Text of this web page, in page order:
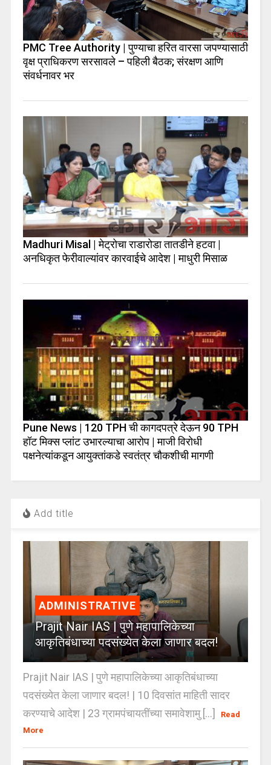
PMC Tree Authority | पुण्याचा हरित वारसा जपण्यासाठी
वृक्ष प्राधिकरण सरसावले – पहिली बैठक; संरक्षण आणि
संवर्धनावर भर
Madhuri Misal | मेट्रोचा राडारोडा तातडीने हटवा |
अनधिकृत फेरीवाल्यांवर कारवाईचे आदेश | माधुरी मिसाळ
Pune News | 120 TPH ची कागदपत्रे देऊन 90 TPH
हॉट मिक्स प्लांट उभारल्याचा आरोप | माजी विरोधी
पक्षनेत्यांकडून आयुक्तांकडे स्वतंत्र चौकशीची मागणी
Add title
ADMINISTRATIVE
Prajit Nair IAS | पुणे महापालिकेच्या
आकृतिबंधाच्या पदसंख्येत केला जाणार बदल!
Prajit Nair IAS | पुणे महापालिकेच्या आकृतिबंधाच्या
पदसंख्येत केला जाणार बदल! | 10 दिवसांत माहिती सादर
करण्याचे आदेश | 23 ग्रामपंचायतींच्या समावेशामु [...]
Read
More